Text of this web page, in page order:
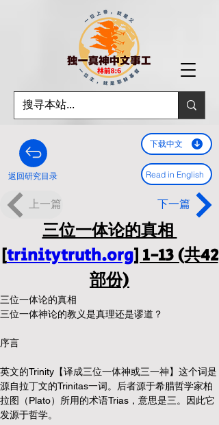
返回研究目录
上一篇
下载中文
Read in English
下一篇
三位一体论的真相
[trinitytruth.org] 1-13 (共42
部份)
三位一体论的真相
三位一体神论的教义是真理还是谬道？
序言
英文的Trinity【译成三位一体神或三一神】这个词是
源自拉丁文的Trinitas一词。后者源于希腊哲学家柏
拉图（Plato）所用的术语Trias，意思是三。因此它
发源于哲学。